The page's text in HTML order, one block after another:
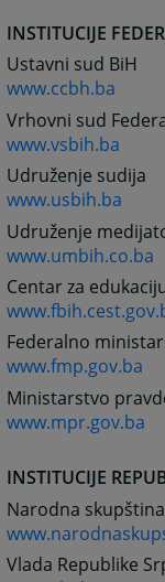
INSTITUCIJE
Ustavni sud BiH
www.ccbh.ba
Vrhovni sud
www.vsbih.ba
Udruženje sudija
www.usbih.ba
Udruženje
www.umbih.co.ba
Centar za
Federalno
www.fmp.gov.ba
Ministarstvo
www.mpr.gov.ba
INSTITUCIJE
Narodna
Vlada Republike